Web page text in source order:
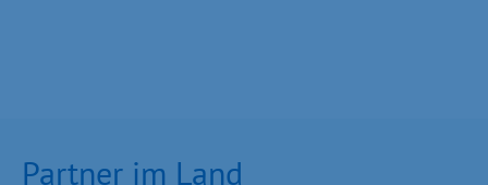
Partner im Land